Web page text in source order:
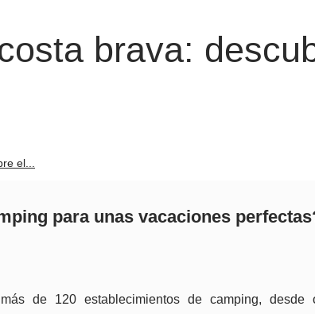
brava:
el...
para unas vacaciones
de 120 establecimientos de camping, desde